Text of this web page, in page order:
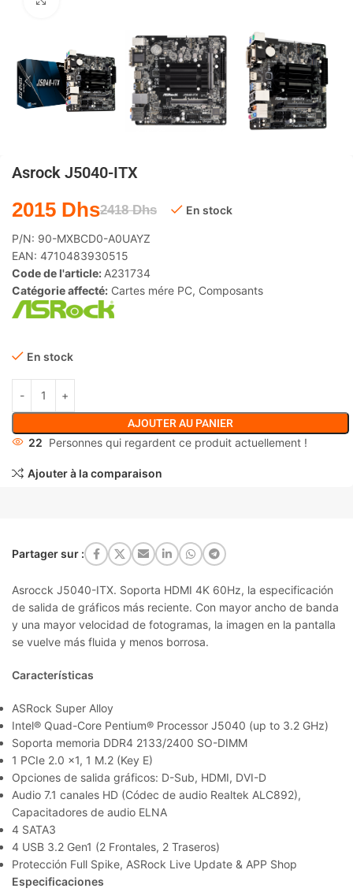
Asrock J5040-ITX
2418Dhs
2015 Dhs En stock
P/N: 90-MXBCD0-A0UAYZ
EAN: 4710483930515
Code de l'article: A231734
Catégorie affecté: Cartes mére PC, Composants
En stock
AJOUTER AU PANIER
22 Personnes qui regardent ce produit actuellement !
Ajouter à la comparaison
Partager sur :
Asrocck J5040-ITX. Soporta HDMI 4K 60Hz, la especificación
de salida de gráficos más reciente. Con mayor ancho de banda
y una mayor velocidad de fotogramas, la imagen en la pantalla
se vuelve más fluida y menos borrosa.
Características
ASRock Super Alloy
Intel® Quad-Core Pentium® Processor J5040 (up to 3.2 GHz)
Soporta memoria DDR4 2133/2400 SO-DIMM
1 PCIe 2.0 x1, 1 M.2 (Key E)
Opciones de salida gráficos: D-Sub, HDMI, DVI-D
Audio 7.1 canales HD (Códec de audio Realtek ALC892),
Capacitadores de audio ELNA
4 SATA3
4 USB 3.2 Gen1 (2 Frontales, 2 Traseros)
Protección Full Spike, ASRock Live Update & APP Shop
Especificaciones